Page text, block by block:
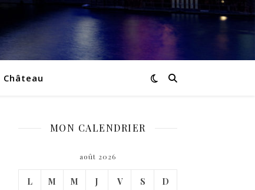
Château
MON CALENDRIER
août 2026
L M M J V S D